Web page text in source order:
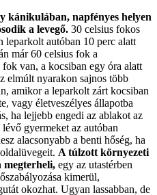
kánikulában, napfényes helyen
a levegő. 30 celsius fokos
leparkolt autóban 10 perc alatt
már 60 celsius fok a
van, a kocsiban egy óra alatt
elmúlt nyarakon sajnos több
amikor a leparkolt zárt kocsiban
vagy életveszélyes állapotba
ha lejjebb engedi az ablakot az
gyermeket az autóban
alacsonyabb a benti hőség, ha
A túlzott környezeti
megterheli, egy az utastérben
kimerül,
okozhat. Ugyan lassabban, de